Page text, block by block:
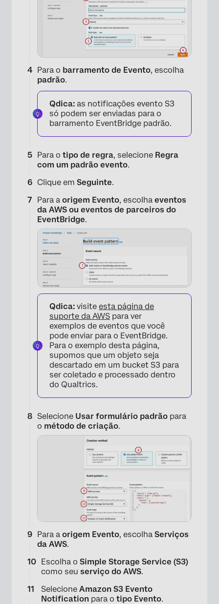
Para o barramento de Evento, escolha
padrão.
Qdica: as notificações evento S3
só podem ser enviadas para o
barramento EventBridge padrão.
Para o tipo de regra, selecione Regra
com um padrão evento.
Clique em Seguinte.
Para a origem Evento, escolha eventos
da AWS ou eventos de parceiros do
EventBridge.
Qdica: visite esta página de
suporte da AWS para ver
exemplos de eventos que você
pode enviar para o EventBridge.
Para o exemplo desta página,
supomos que um objeto seja
descartado em um bucket S3 para
ser coletado e processado dentro
do Qualtrics.
Selecione Usar formulário padrão para
o método de criação.
Para a origem Evento, escolha Serviços
da AWS.
Escolha o Simple Storage Service (S3)
como seu serviço do AWS.
Selecione Amazon S3 Evento
Notification para o tipo Evento.